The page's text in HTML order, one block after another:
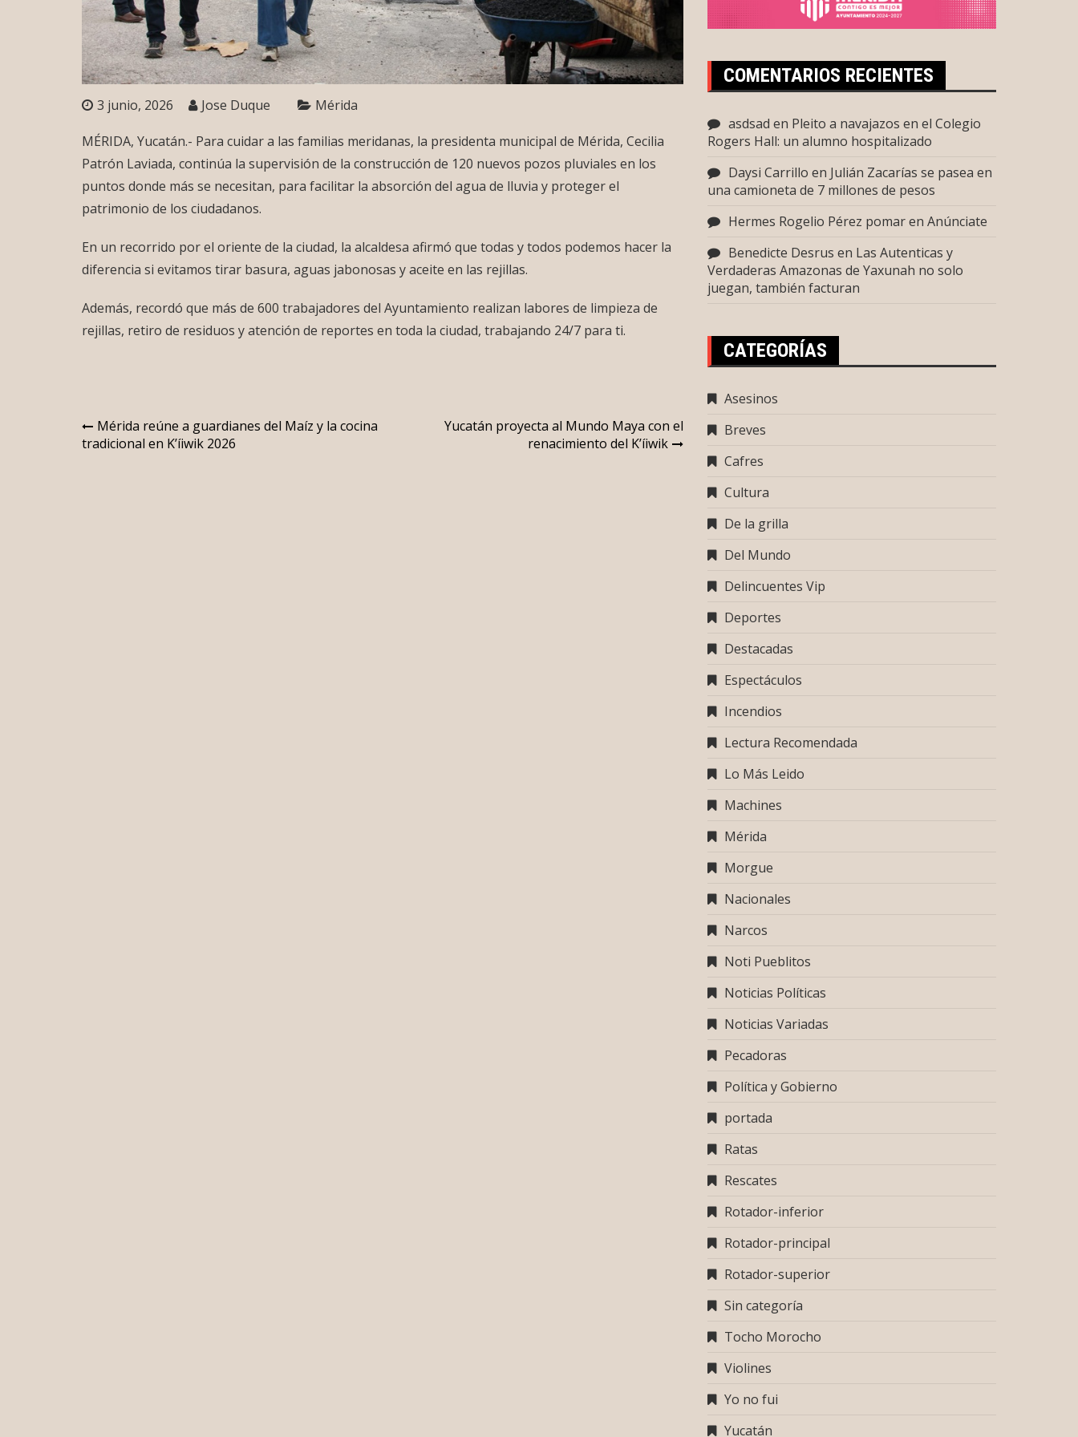
3 junio, 2026 Jose Duque Mérida
MÉRIDA, Yucatán.- Para cuidar a las familias meridanas, la presidenta municipal de Mérida, Cecilia
Patrón Laviada, continúa la supervisión de la construcción de 120 nuevos pozos pluviales en los
puntos donde más se necesitan, para facilitar la absorción del agua de lluvia y proteger el
patrimonio de los ciudadanos.
En un recorrido por el oriente de la ciudad, la alcaldesa afirmó que todas y todos podemos hacer la
diferencia si evitamos tirar basura, aguas jabonosas y aceite en las rejillas.
Además, recordó que más de 600 trabajadores del Ayuntamiento realizan labores de limpieza de
rejillas, retiro de residuos y atención de reportes en toda la ciudad, trabajando 24/7 para ti.
Navegación
de
Mérida reúne a guardianes del Maíz y la cocina
tradicional en K’íiwik 2026
Yucatán proyecta al Mundo Maya con el
renacimiento del K’íiwik
COMENTARIOS RECIENTES
asdsad en Pleito a navajazos en el Colegio
Rogers Hall: un alumno hospitalizado
Daysi Carrillo en Julián Zacarías se pasea en
una camioneta de 7 millones de pesos
Hermes Rogelio Pérez pomaren Anúnciate
Benedicte Desrus en Las Autenticas y
Verdaderas Amazonas de Yaxunah no solo
juegan, también facturan
CATEGORÍAS
Asesinos
Breves
Cafres
Cultura
De la grilla
Del Mundo
Delincuentes Vip
Deportes
Destacadas
Espectáculos
Incendios
Lectura Recomendada
Lo Más Leido
Machines
Mérida
Morgue
Nacionales
Narcos
Noti Pueblitos
Noticias Políticas
Noticias Variadas
Pecadoras
Política y Gobierno
portada
Ratas
Rescates
Rotador-inferior
Rotador-principal
Rotador-superior
Sin categoría
Tocho Morocho
Violines
Yo no fui
Yucatán